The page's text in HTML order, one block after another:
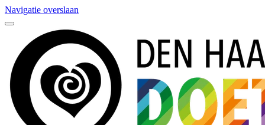
Navigatie overslaan